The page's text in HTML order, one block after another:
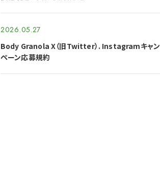
2026.05.27
Body Granola X（旧Twitter）. Instagramキャン
ペーン応募規約